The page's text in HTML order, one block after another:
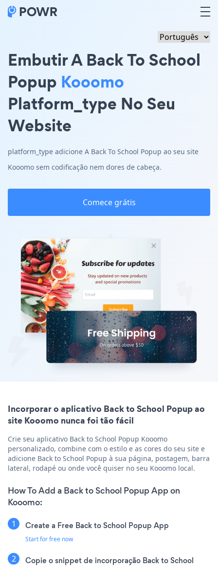
Embutir A Back To School
Popup Kooomo
Platform_type No Seu
Website
platform_type adicione A Back To School Popup ao seu site
Kooomo sem codificação nem dores de cabeça.
Comece grátis
Incorporar o aplicativo Back to School Popup ao
site Kooomo nunca foi tão fácil
Crie seu aplicativo Back to School Popup Kooomo
personalizado, combine com o estilo e as cores do seu site e
adicione Back to School Popup à sua página, postagem, barra
lateral, rodapé ou onde você quiser no seu Kooomo local.
How To Add a Back to School Popup App on
Kooomo:
Create a Free Back to School Popup App
Start for free now
Copie o snippet de incorporação Back to School